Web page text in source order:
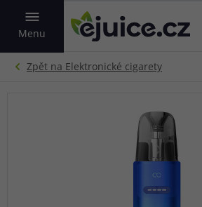
Menu
VYHLEDAT